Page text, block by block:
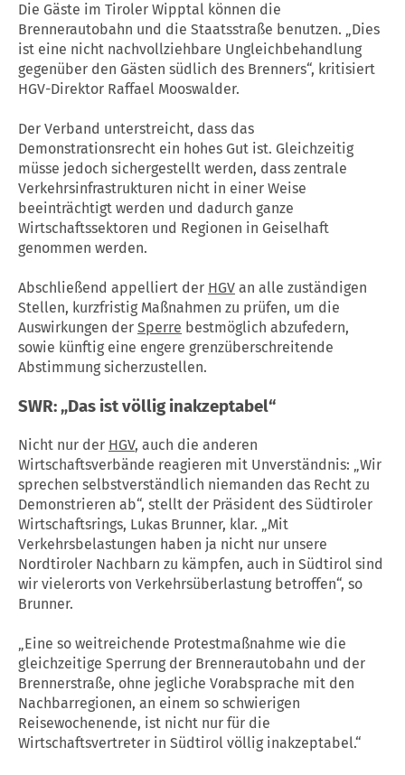
Die Gäste im Tiroler Wipptal können die
Brennerautobahn und die Staatsstraße benutzen. „Dies
ist eine nicht nachvollziehbare Ungleichbehandlung
gegenüber den Gästen südlich des Brenners“, kritisiert
HGV-Direktor Raffael Mooswalder.
Der Verband unterstreicht, dass das
Demonstrationsrecht ein hohes Gut ist. Gleichzeitig
müsse jedoch sichergestellt werden, dass zentrale
Verkehrsinfrastrukturen nicht in einer Weise
beeinträchtigt werden und dadurch ganze
Wirtschaftssektoren und Regionen in Geiselhaft
genommen werden.
Abschließend appelliert der HGV an alle zuständigen
Stellen, kurzfristig Maßnahmen zu prüfen, um die
Auswirkungen der Sperre bestmöglich abzufedern,
sowie künftig eine engere grenzüberschreitende
Abstimmung sicherzustellen.
SWR: „Das ist völlig inakzeptabel“
Nicht nur der HGV, auch die anderen
Wirtschaftsverbände reagieren mit Unverständnis: „Wir
sprechen selbstverständlich niemanden das Recht zu
Demonstrieren ab“, stellt der Präsident des Südtiroler
Wirtschaftsrings, Lukas Brunner, klar. „Mit
Verkehrsbelastungen haben ja nicht nur unsere
Nordtiroler Nachbarn zu kämpfen, auch in Südtirol sind
wir vielerorts von Verkehrsüberlastung betroffen“, so
Brunner.
„Eine so weitreichende Protestmaßnahme wie die
gleichzeitige Sperrung der Brennerautobahn und der
Brennerstraße, ohne jegliche Vorabsprache mit den
Nachbarregionen, an einem so schwierigen
Reisewochenende, ist nicht nur für die
Wirtschaftsvertreter in Südtirol völlig inakzeptabel.“